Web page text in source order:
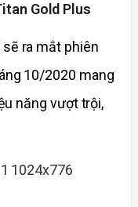
Gold Plus
ra mắt phiên
10/2020 mang
năng vượt trội,